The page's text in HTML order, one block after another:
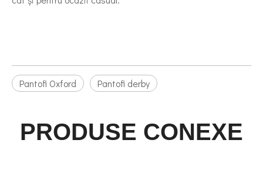
Pantofi Oxford Pantofi derby
PRODUSE CONEXE